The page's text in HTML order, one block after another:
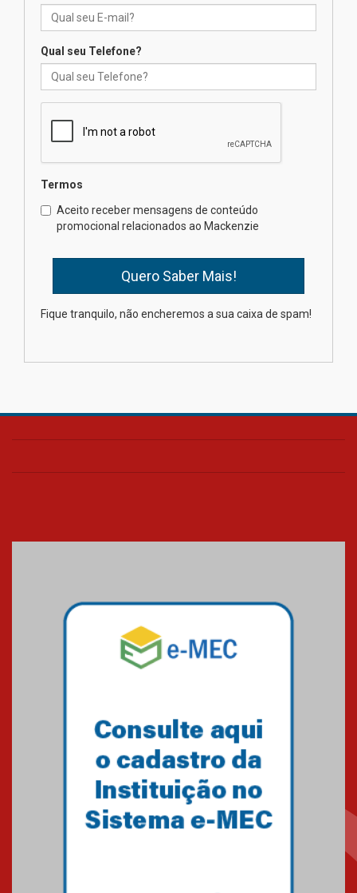
das novas tecnologias em
calouros do segundo semestre
04.08.2026
Brasília prepara seus
estudantes para o PAS antes
mesmo do Ensino Médio
na educação dos filhos além da
Qual seu Telefone?
Termos
Aceito receber mensagens de conteúdo
promocional relacionados ao Mackenzie
Fique tranquilo, não encheremos a sua caixa de spam!